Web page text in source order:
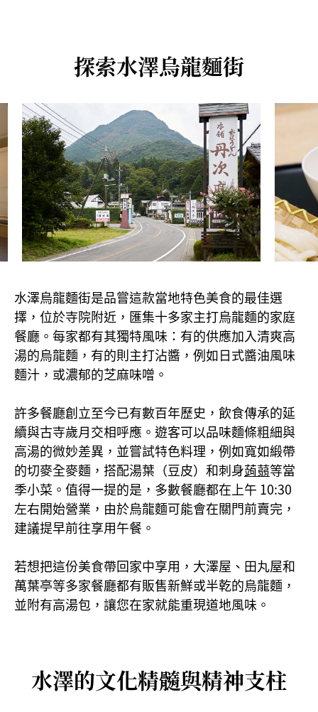
探索水澤烏龍麵街
水澤烏龍麵街是品嘗這款當地特色美食的最佳選
擇，位於寺院附近，匯集十多家主打烏龍麵的家庭
餐廳。每家都有其獨特風味：有的供應加入清爽高
湯的烏龍麵，有的則主打沾醬，例如日式醬油風味
麵汁，或濃郁的芝麻味噌。
許多餐廳創立至今已有數百年歷史，飲食傳承的延
續與古寺歲月交相呼應。遊客可以品味麵條粗細與
高湯的微妙差異，並嘗試特色料理，例如寬如緞帶
的切麥全麥麵，搭配湯葉（豆皮）和刺身蒟蒻等當
季小菜。值得一提的是，多數餐廳都在上午 10:30
左右開始營業，由於烏龍麵可能會在關門前賣完，
建議提早前往享用午餐。
若想把這份美食帶回家中享用，大澤屋、田丸屋和
萬葉亭等多家餐廳都有販售新鮮或半乾的烏龍麵，
並附有高湯包，讓您在家就能重現道地風味。
水澤的文化精髓與精神支柱